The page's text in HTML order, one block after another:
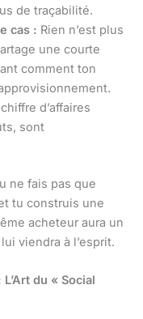
de traçabilité.
cas : Rien n’est plus
une courte
comment ton
d’affaires
sont
ne fais pas que
tu construis une
acheteur aura un
viendra à l’esprit.
du « Social